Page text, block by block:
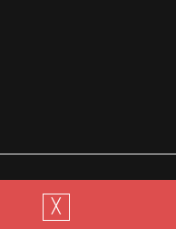
╳
générales